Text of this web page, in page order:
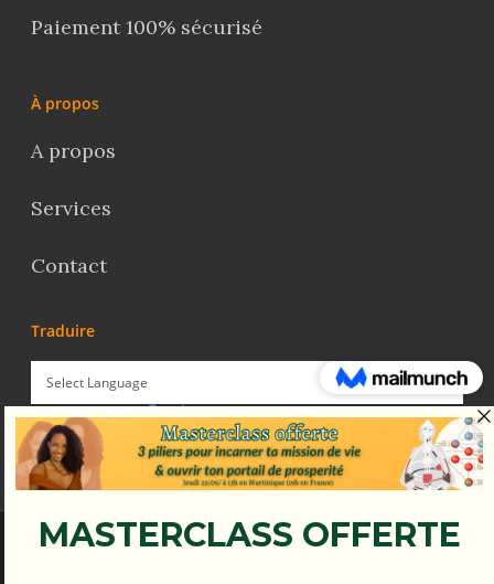
Paiement 100% sécurisé
À propos
A propos
Services
Contact
Traduire
Powered by Translate